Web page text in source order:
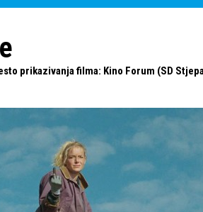
prikazivanja filma: Kino Forum (SD